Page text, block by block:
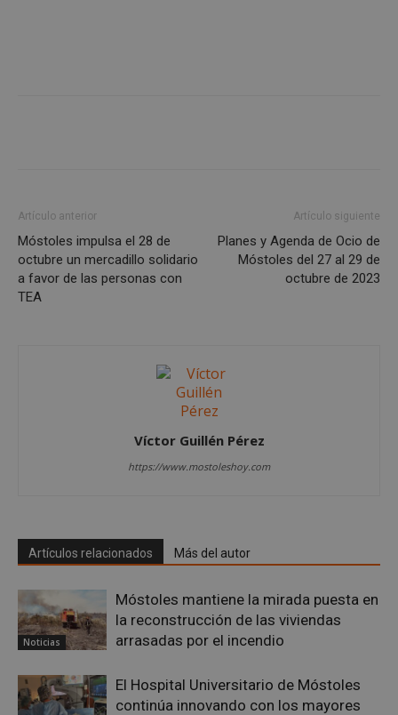
Artículo anterior
Móstoles impulsa el 28 de
octubre un mercadillo solidario
a favor de las personas con
TEA
Artículo siguiente
Planes y Agenda de Ocio de
Móstoles del 27 al 29 de
octubre de 2023
Víctor Guillén Pérez
https://www.mostoleshoy.com
Artículos relacionados Más del autor
Noticias
Móstoles mantiene la mirada puesta en
la reconstrucción de las viviendas
arrasadas por el incendio
El Hospital Universitario de Móstoles
continúa innovando con los mayores
funcionalidad principal del sitio web, como el
El sitio web no se puede utilizar correctamente sin
las cookies estrictamente necesarias.
Proveedor/